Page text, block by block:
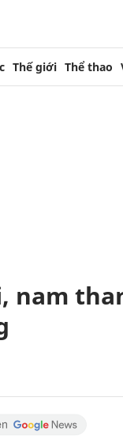
Thế giới Thể thao
nam